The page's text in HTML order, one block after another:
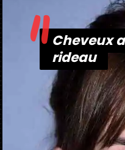
Cheveux
rideau
Cheveux
rideau
"